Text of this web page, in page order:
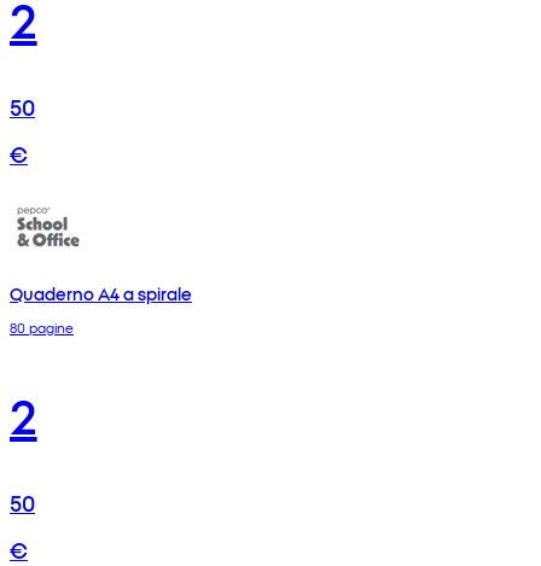
2
50
€
Quaderno A4 a spirale
80 pagine
2
50
€